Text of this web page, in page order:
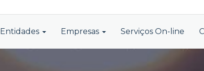
Entidades Empresas Serviços On-line